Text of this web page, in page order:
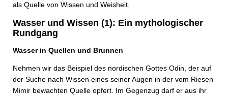
als Quelle von Wissen und Weisheit.
Wasser und Wissen (1): Ein mythologischer
Rundgang
Wasser in Quellen und Brunnen
Nehmen wir das Beispiel des nordischen Gottes Odin, der auf
der Suche nach Wissen eines seiner Augen in der vom Riesen
Mimir bewachten Quelle opfert. Im Gegenzug darf er aus ihr